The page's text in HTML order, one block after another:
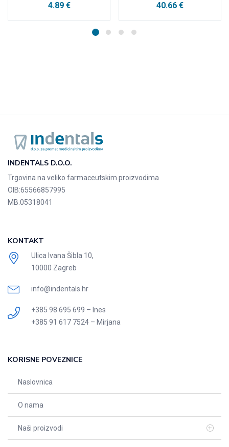
4.89 € 40.66 €
INDENTALS D.O.O.
Trgovina na veliko farmaceutskim proizvodima
OIB:65566857995
MB:05318041
KONTAKT
Ulica Ivana Šibla 10,
10000 Zagreb
info@indentals.hr
+385 98 695 699 – Ines
+385 91 617 7524 – Mirjana
KORISNE POVEZNICE
Naslovnica
O nama
Naši proizvodi